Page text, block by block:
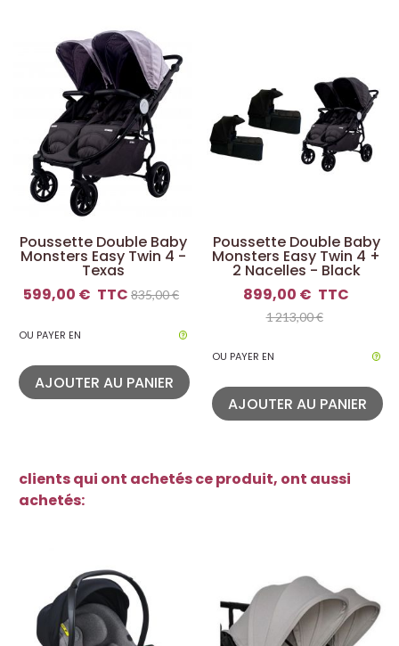
Poussette Double Baby
Monsters Easy Twin 4 -
Texas
599,00 € TTC 835,00 €
OU PAYER EN
AJOUTER AU PANIER
Poussette Double Baby
Monsters Easy Twin 4 +
2 Nacelles - Black
899,00 € TTC
1 213,00 €
OU PAYER EN
AJOUTER AU PANIER
clients qui ont achetés ce produit, ont aussi
achetés: